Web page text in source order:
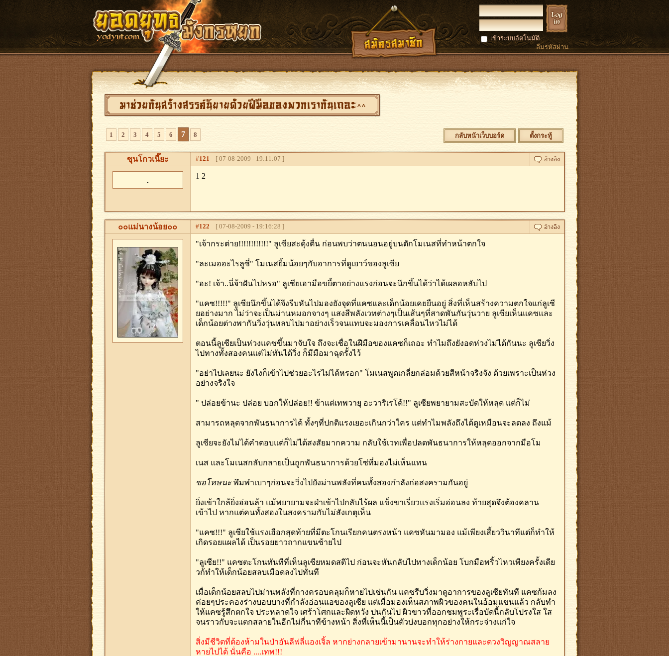
เข้าระบบอัตโนมัติ
ลืมรหัสผ่าน
มาช่วยกันสร้างสรรค์นิยายด้วยฝีมือของพวกเรากันเถอะ^^
1 2 3 4 5 6 7 8 กลับหน้าเว็บบอร์ด ตั้งกระทู้
ซุนโกวเนี๊ยะ #121 [ 07-08-2009 - 19:11:07 ]
1 2
๐๐แม่นางน้อย๐๐ #122 [ 07-08-2009 - 19:16:28 ]
"เจ้ากระต่าย!!!!!!!!!!!!" ลูเซียสะดุ้งตื่น ก่อนพบว่าตนนอนอยู่บนตักโมเนสที่ทำหน้าตกใจ
"ละเมออะไรลูซี่" โมเนสยิ้มน้อยๆกับอาการที่ดูเยาว์ของลูเซีย
"อะ! เจ้า..นี่จ้าฝันไปหรอ" ลูเซียเอามือขยี้ตาอย่างแรงก่อนจะนึกขึ้นได้ว่าได้เผลอหลับไป
"แคซ!!!!!" ลูเซียนึกขึ้นได้จึงรีบหันไปมองยังจุดที่แคซและเด็กน้อยเคยยืนอยู่ สิ่งที่เห็นสร้างความตกใจแก่ลูเซี
ยอย่างมาก ไม่ว่าจะเป็นม่านหมอกจางๆ แสงสีพลังเวทต่างๆเป็นเส้นๆที่สาดพันกันวุ่นวาย ลูเซียเห็นแคซและ
เด็กน้อยต่างพากันวิ่งวุ่นหลบไปมาอย่างเร็วจนแทบจะมองการเคลื่อนไหวไม่ได้
ตอนนี้ลูเซียเป็นห่วงแคซขึ้นมาจับใจ ถึงจะเชื่อในฝีมือของแคซก็เถอะ ทำไมถึงยังอดห่วงไม่ได้กันนะ ลูเซียวิ่ง
ไปทางทั้งสองคนแต่ไม่ทันได้วิ่ง ก็มีมือมาฉุดรั้งไว้
"อย่าไปเลยนะ ยังไงก็เข้าไปช่วยอะไรไม่ได้หรอก" โมเนสพูดเกลี่ยกล่อมด้วยสีหน้าจริงจัง ด้วยเพราะเป็นห่วง
อย่างจริงใจ
" ปล่อยข้านะ ปล่อย บอกให้ปล่อย!! ข้าแต่เทพวายุ อะวาริเรโด้!!" ลูเซียพยายามสะบัดให้หลุด แต่ก็ไม่
สามารถหลุดจากพันธนาการได้ ทั้งๆที่ปกติแรงเยอะเกินกว่าใคร แต่ทำไมพลังถึงได้ดูเหมือนจะลดลง ถึงแม้
ลูเซียจะยังไม่ได้คำตอบแต่ก็ไม่ได้สงสัยมากความ กลับใช้เวทเพื่อปลดพันธนาการให้หลุดออกจากมือโม
เนส และโมเนสกลับกลายเป็นถูกพันธนาการด้วยโซ่ที่มองไม่เห็นแทน
ขอโทษนะพึมพำเบาๆก่อนจะวิ่งไปยังม่านพลังที่คนทั้งสองกำลังก่อสงครามกันอยู่
ยิ่งเข้าใกล้ยิ่งอ่อนล้า แม้พยายามจะฝ่าเข้าไปกลับไร้ผล แข็งขาเรี่ยวแรงเริ่มอ่อนลง ท้ายสุดจึงต้องคลาน
เข้าไป หากแต่คนทั้งสองในสงครามกับไม่สังเกตุเห็น
"แคซ!!!" ลูเซียใช้แรงเฮือกสุดท้ายที่มีตะโกนเรียกคนตรงหน้า แคซหันมามอง แม้เพียงเสี้ยววินาทีแต่ก็ทำให้
เกิดรอยแผลได้ เป็นรอยยาวถากแขนซ้ายไป
"ลูเซีย!!" แคซตะโกนทันทีที่เห็นลูเซียหมดสติไป ก่อนจะหันกลับไปทางเด็กน้อย โบกมือพริ้วไหวเพียงครั้งเดีย
วก้ทำให้เด็กน้อยสลบเมือดลงไปทันที
เมื่อเด็กน้อยสลบไปม่านพลังที่กางครอบคลุมก็หายไปเช่นกัน แคซรีบวิ่งมาดูอาการของลูเซียทันที แคซก้มลง
ค่อยๆประคองร่างบอบบางที่กำลังอ่อนแอของลูเซีย แต่เมื่อมองเห็นสภาพผิวของคนในอ้อมแขนแล้ว กลับทำ
ให้แคซรู้สึกตกใจ ประหลาดใจ เศร้าโศกและผิดหวัง ปนกันไป ผิวขาวที่ออกชมพูระเรื่อบัดนี้กลับโปรงใส ใส
จนราวกับจะแตกสลายในอีกไม่กี่นาทีข้างหน้า สิ่งที่เห็นนี้เป็นตัวบ่งบอกทุกอย่างให้กระจ่างแก่ใจ
สิ่งมีชีวิตที่ต้องห้ามในป่าอันลีฟลี่แองเจิ้ล หากย่างกลายเข้ามานานจะทำให้ร่างกายและดวงวิญญาณสลาย
หายไปได้ นั่นคือ ....เทพ!!!